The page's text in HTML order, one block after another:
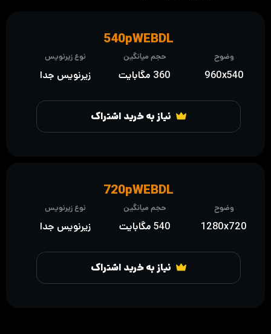
نیاز به خرید اشتراک
وضوح
960x540
حجم میانگین
360 مگابایت
نوع زیرنویس
زیرنویس جدا
540pWEBDL
نیاز به خرید اشتراک
وضوح
1280x720
حجم میانگین
540 مگابایت
نوع زیرنویس
زیرنویس جدا
720pWEBDL